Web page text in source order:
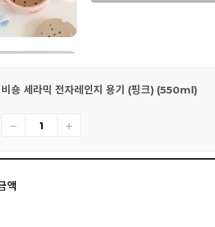
추가 담기
비숑 세라믹 전자레인지 용기 (핑크) (550ml)
액